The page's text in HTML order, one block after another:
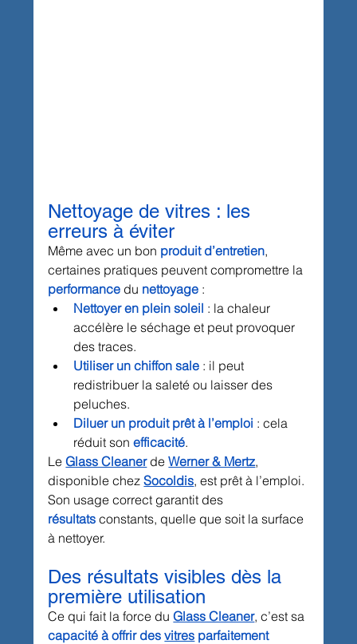
Nettoyage de vitres : les
erreurs à éviter
Même avec un bon produit d’entretien,
certaines pratiques peuvent compromettre la
performance du nettoyage :
Nettoyer en plein soleil : la chaleur
accélère le séchage et peut provoquer
des traces.
Utiliser un chiffon sale : il peut
redistribuer la saleté ou laisser des
peluches.
Diluer un produit prêt à l’emploi : cela
réduit son efficacité.
Le Glass Cleaner de Werner & Mertz,
disponible chez Socoldis, est prêt à l’emploi.
Son usage correct garantit des
résultats constants, quelle que soit la surface
à nettoyer.
Des résultats visibles dès la
première utilisation
Ce qui fait la force du Glass Cleaner, c’est sa
capacité à offrir des vitres parfaitement